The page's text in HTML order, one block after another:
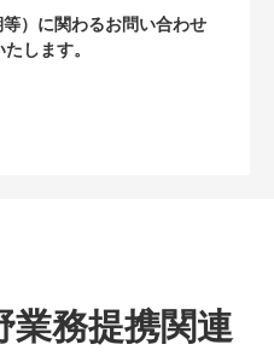
）に関わるお問い合わせ
します。
業務提携関連